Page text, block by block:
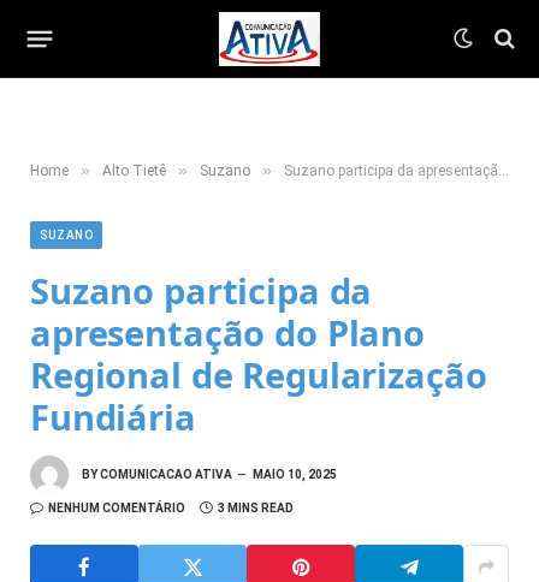
Home » Alto Tietê » Suzano » Suzano participa da apresentação do Plano Regional de Regularização Fundiária
SUZANO
Suzano participa da
apresentação do Plano
Regional de Regularização
Fundiária
BYCOMUNICACAO ATIVA MAIO 10, 2025
NENHUM COMENTÁRIO 3 MINS READ